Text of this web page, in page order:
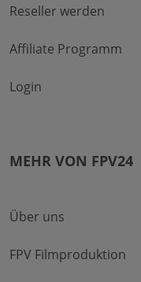
Reseller werden
Affiliate Programm
Login
MEHR VON FPV24
Über uns
FPV Filmproduktion